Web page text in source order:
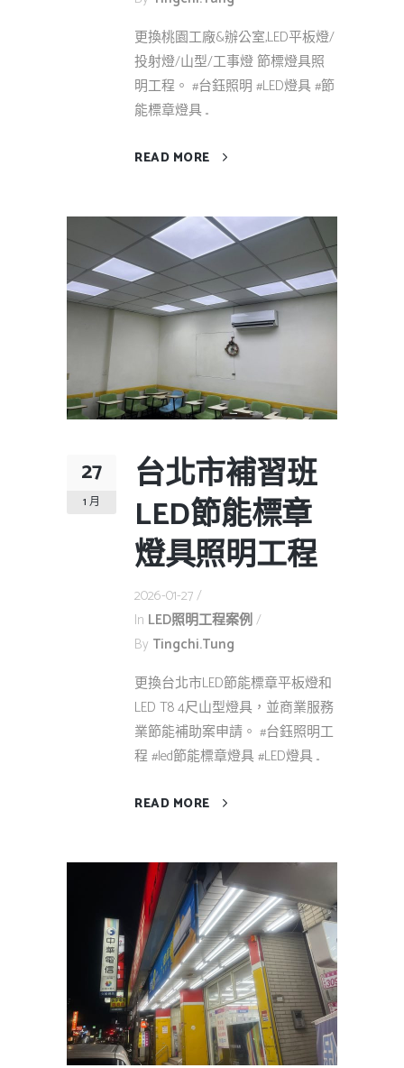
更換桃園工廠&辦公室,LED平板燈/
投射燈/山型/工事燈 節標燈具照
明工程。 #台鈺照明 #LED燈具 #節
能標章燈具 ...
READ MORE
27
1 月
台北市補習班
LED節能標章
燈具照明工程
2026-01-27
In LED照明工程案例
By Tingchi.tung
更換台北市LED節能標章平板燈和
LED T8 4尺山型燈具，並商業服務
業節能補助案申請。 #台鈺照明工
程 #led節能標章燈具 #LED燈具 ...
READ MORE